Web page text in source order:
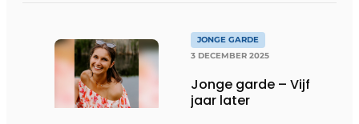
JONGE GARDE
3 DECEMBER 2025
Jonge garde – Vijf
jaar later